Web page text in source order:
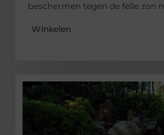
beschermen tegen de felle zon
Winkelen